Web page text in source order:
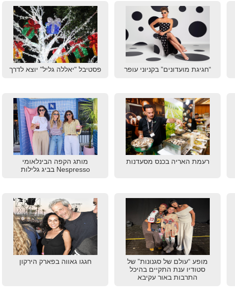
“חגיגת מועדונים” בקניוני עופר פסטיבל "יאללה גליל" יוצא לדרך
רעמת האריה בכנס מסעדנות
מותג הקפה הבינלאומי
Nespresso בביג גלילות
מופע “עולם של סגנונות” של
סטודיו ענת התקיים בהיכל
התרבות באור עקיבא
חגגו גאווה בפארק הירקון